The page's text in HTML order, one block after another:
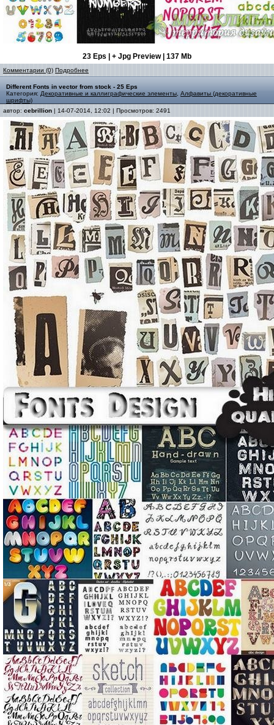
23 Eps | + Jpg Preview | 137 Mb
Комментарии (0) Подробнее
Different Fonts in vector from stock - 25 Eps
Категория: Декоративные и каллиграфические элементы Алфавиты (декоративные
шрифты)
автор: cebrillion | 14-07-2014, 12:02 | Просмотров: 2491